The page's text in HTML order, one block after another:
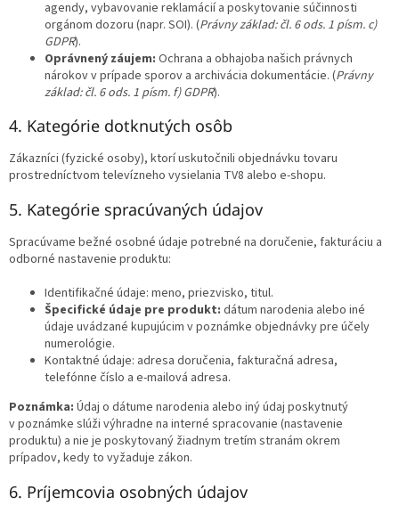
agendy, vybavovanie reklamácií a poskytovanie súčinnosti
orgánom dozoru (napr. SOI). (Právny základ: čl. 6 ods. 1 písm. c)
GDPR).
Oprávnený záujem: Ochrana a obhajoba našich právnych
nárokov v prípade sporov a archivácia dokumentácie. (Právny
základ: čl. 6 ods. 1 písm. f) GDPR).
4. Kategórie dotknutých osôb
Zákazníci (fyzické osoby), ktorí uskutočnili objednávku tovaru
prostredníctvom televízneho vysielania TV8 alebo e-shopu.
5. Kategórie spracúvaných údajov
Spracúvame bežné osobné údaje potrebné na doručenie, fakturáciu a
odborné nastavenie produktu:
Identifikačné údaje: meno, priezvisko, titul.
Špecifické údaje pre produkt: dátum narodenia alebo iné
údaje uvádzané kupujúcim v poznámke objednávky pre účely
numerológie.
Kontaktné údaje: adresa doručenia, fakturačná adresa,
telefónne číslo a e-mailová adresa.
Poznámka: Údaj o dátume narodenia alebo iný údaj poskytnutý
v poznámke slúži výhradne na interné spracovanie (nastavenie
produktu) a nie je poskytovaný žiadnym tretím stranám okrem
prípadov, kedy to vyžaduje zákon.
6. Príjemcovia osobných údajov